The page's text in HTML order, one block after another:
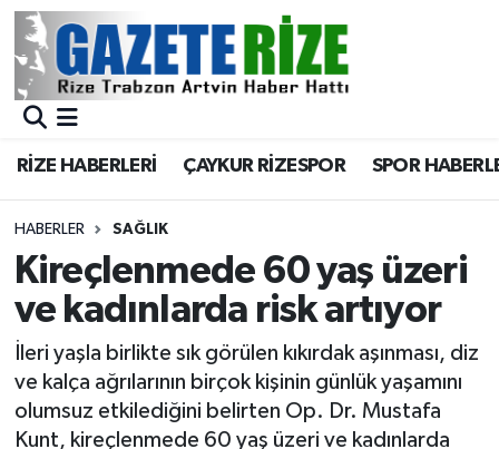
RİZE HABERLERİ ÇAYKUR RİZESPOR SPOR
HABERLER SAĞLIK
Kireçlenmede 60 yaş üzeri
ve kadınlarda risk artıyor
İleri yaşla birlikte sık görülen kıkırdak aşınması, diz
ve kalça ağrılarının birçok kişinin günlük yaşamını
olumsuz etkilediğini belirten Op. Dr. Mustafa
Kunt, kireçlenmede 60 yaş üzeri ve kadınlarda
BÖLGEMİZ
Asayiş
Rize Jandarma Komutanlığı
Bilim Teknoloji
Bölge
Advertising news
Merkez Nöbetçi Eczaneler
Merkez Trafik Yoğunluk Haritası
Süper Lig Puan Durumu ve Fikstür
Tüm Manşetler
Son Dakika Haberleri